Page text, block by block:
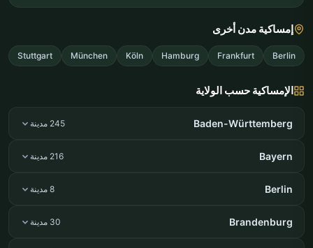
إمساكية مدن أخرى
Berlin
Frankfurt
Hamburg
Köln
München
Stuttgart
الإمساكية حسب الولاية
Baden-Württemberg 245 مدينة
Bayern 216 مدينة
Berlin 8 مدينة
Brandenburg 30 مدينة